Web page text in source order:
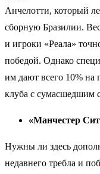
Анчелотти, который
сборную Бразилии.
и игроки «Реала»
победой. Однако
им дают всего 10% на
клуба с сумасшедшим
«Манчестер
Нужны ли здесь
недавнего требла и